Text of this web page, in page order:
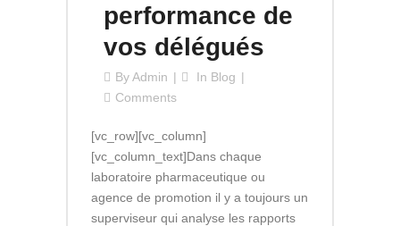
performance de
vos délégués
ByAdmin In Blog
Comments
[vc_row][vc_column]
[vc_column_text]Dans chaque
laboratoire pharmaceutique ou
agence de promotion il y a toujours un
superviseur qui analyse les rapports